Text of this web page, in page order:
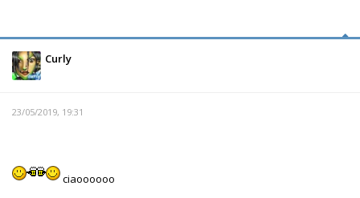
Curly
23/05/2019, 19:31
ciaoooooo